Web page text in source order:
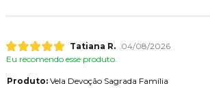
Tatiana R.
04/08/2026
Eu recomendo esse produto.
Produto:Vela Devoção Sagrada Família